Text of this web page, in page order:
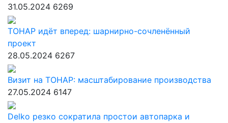
31.05.2024 6269
ТОНАР идёт вперед: шарнирно-сочленённый
проект
28.05.2024 6267
Визит на ТОНАР: масштабирование производства
27.05.2024 6147
Delko резко сократила простои автопарка и